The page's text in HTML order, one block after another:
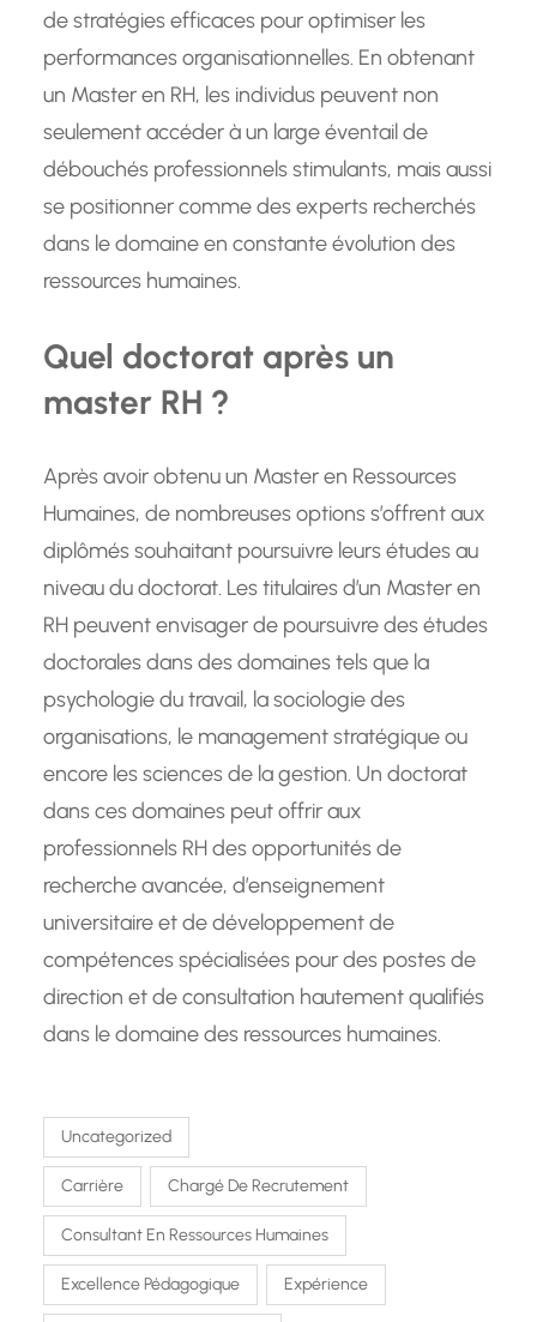
de stratégies efficaces pour optimiser les
performances organisationnelles. En obtenant
un Master en RH, les individus peuvent non
seulement accéder à un large éventail de
débouchés professionnels stimulants, mais aussi
se positionner comme des experts recherchés
dans le domaine en constante évolution des
ressources humaines.
Quel doctorat après un
master RH ?
Après avoir obtenu un Master en Ressources
Humaines, de nombreuses options s’offrent aux
diplômés souhaitant poursuivre leurs études au
niveau du doctorat. Les titulaires d’un Master en
RH peuvent envisager de poursuivre des études
doctorales dans des domaines tels que la
psychologie du travail, la sociologie des
organisations, le management stratégique ou
encore les sciences de la gestion. Un doctorat
dans ces domaines peut offrir aux
professionnels RH des opportunités de
recherche avancée, d’enseignement
universitaire et de développement de
compétences spécialisées pour des postes de
direction et de consultation hautement qualifiés
dans le domaine des ressources humaines.
Uncategorized
Carrière Chargé De Recrutement
Consultant En Ressources Humaines
Excellence Pédagogique Expérience